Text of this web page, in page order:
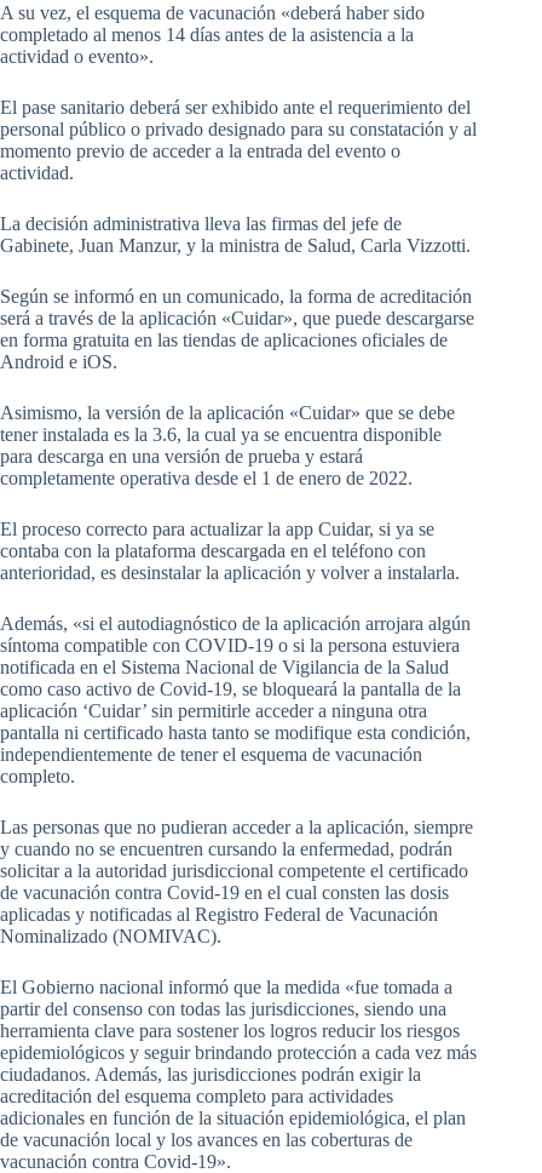
A su vez, el esquema de vacunación «deberá haber sido
completado al menos 14 días antes de la asistencia a la
actividad o evento».
El pase sanitario deberá ser exhibido ante el requerimiento del
personal público o privado designado para su constatación y al
momento previo de acceder a la entrada del evento o
actividad.
La decisión administrativa lleva las firmas del jefe de
Gabinete, Juan Manzur, y la ministra de Salud, Carla Vizzotti.
Según se informó en un comunicado, la forma de acreditación
será a través de la aplicación «Cuidar», que puede descargarse
en forma gratuita en las tiendas de aplicaciones oficiales de
Android e iOS.
Asimismo, la versión de la aplicación «Cuidar» que se debe
tener instalada es la 3.6, la cual ya se encuentra disponible
para descarga en una versión de prueba y estará
completamente operativa desde el 1 de enero de 2022.
El proceso correcto para actualizar la app Cuidar, si ya se
contaba con la plataforma descargada en el teléfono con
anterioridad, es desinstalar la aplicación y volver a instalarla.
Además, «si el autodiagnóstico de la aplicación arrojara algún
síntoma compatible con COVID-19 o si la persona estuviera
notificada en el Sistema Nacional de Vigilancia de la Salud
como caso activo de Covid-19, se bloqueará la pantalla de la
aplicación ‘Cuidar’ sin permitirle acceder a ninguna otra
pantalla ni certificado hasta tanto se modifique esta condición,
independientemente de tener el esquema de vacunación
completo.
Las personas que no pudieran acceder a la aplicación, siempre
y cuando no se encuentren cursando la enfermedad, podrán
solicitar a la autoridad jurisdiccional competente el certificado
de vacunación contra Covid-19 en el cual consten las dosis
aplicadas y notificadas al Registro Federal de Vacunación
Nominalizado (NOMIVAC).
El Gobierno nacional informó que la medida «fue tomada a
partir del consenso con todas las jurisdicciones, siendo una
herramienta clave para sostener los logros reducir los riesgos
epidemiológicos y seguir brindando protección a cada vez más
ciudadanos. Además, las jurisdicciones podrán exigir la
acreditación del esquema completo para actividades
adicionales en función de la situación epidemiológica, el plan
de vacunación local y los avances en las coberturas de
vacunación contra Covid-19».